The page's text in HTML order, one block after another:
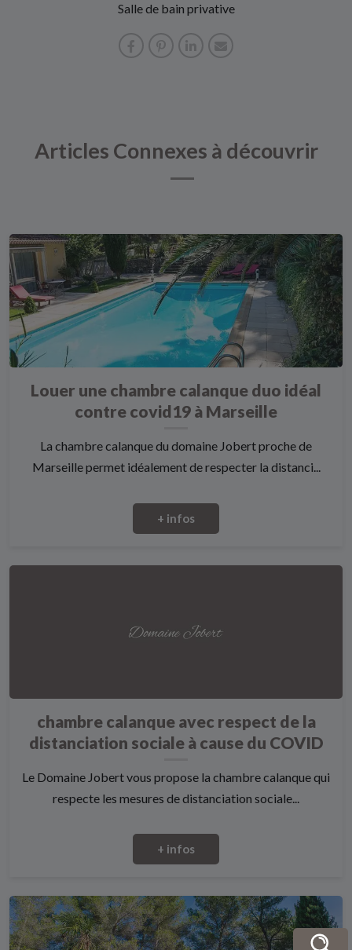
Salle de bain privative
Articles Connexes à découvrir
Louer une chambre calanque duo idéal
contre covid19 à Marseille
La chambre calanque du domaine Jobert proche de
Marseille permet idéalement de respecter la distanci...
+ infos
chambre calanque avec respect de la
distanciation sociale à cause du COVID
Le Domaine Jobert vous propose la chambre calanque qui
respecte les mesures de distanciation sociale...
+ infos